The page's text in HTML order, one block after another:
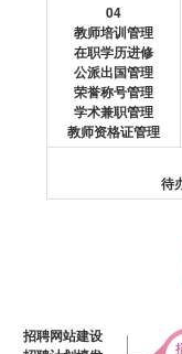
04
教师培训管理
在职学历进修
公派出国管理
荣誉称号管理
学术兼职管理
教师资格证管理
待
招聘网站建设